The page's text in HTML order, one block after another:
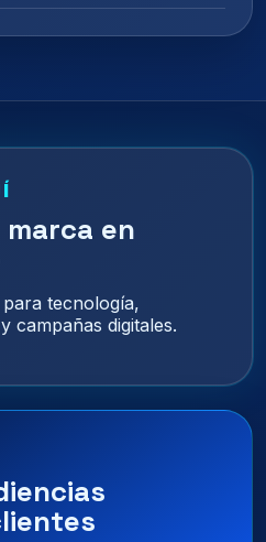
en
tecnología,
campañas digitales.